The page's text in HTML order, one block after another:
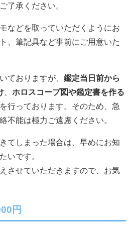
了承ください。
などを取っていただくようにお
、筆記具など事前にご用意いた
ておりますが、 鑑定当日前から
ホロスコープ図や鑑定書を作る
を行っております。そのため、急
不能は極力ご遠慮ください。
てしまった場合は、早めにお知
いです。
させていただきますので、お気
円